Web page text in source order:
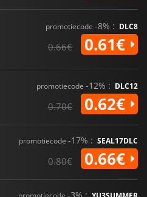
promotiecode -8% : DLC8
0.66€ 0.61€
promotiecode -12% : DLC12
0.70€ 0.62€
promotiecode -17% : SEAL17DLC
0.80€ 0.66€
-3% :